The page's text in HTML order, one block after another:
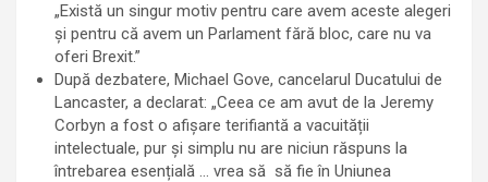
„Există un singur motiv pentru care avem aceste alegeri
și pentru că avem un Parlament fără bloc, care nu va
oferi Brexit.”
După dezbatere, Michael Gove, cancelarul Ducatului de
Lancaster, a declarat: „Ceea ce am avut de la Jeremy
Corbyn a fost o afișare terifiantă a vacuității
intelectuale, pur și simplu nu are niciun răspuns la
întrebarea esențială … vrea să să fie în Uniunea